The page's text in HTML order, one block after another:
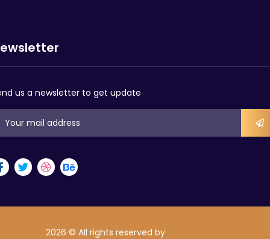
us a newsletter to get update
2026 © All rights reserved by